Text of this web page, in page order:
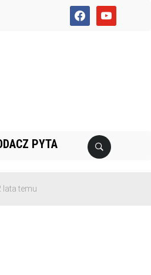
facebookyoutube
PYTA
temu